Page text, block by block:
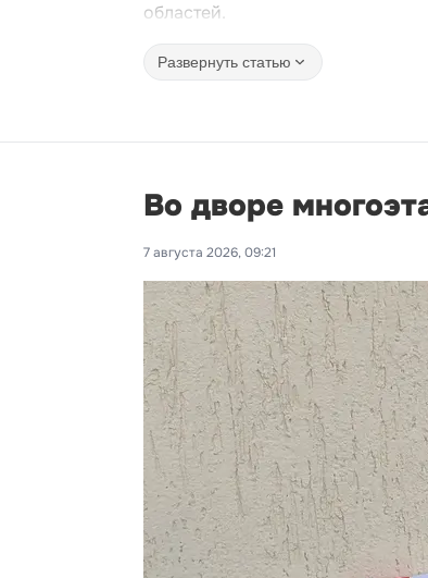
областей.
Развернуть статью
Во дворе
7 августа 2026, 09:21